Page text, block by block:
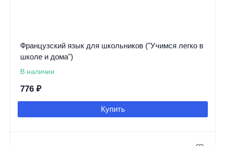
Французский язык для школьников ("Учимся легко в
школе и дома")
В наличии
776 ₽
Купить